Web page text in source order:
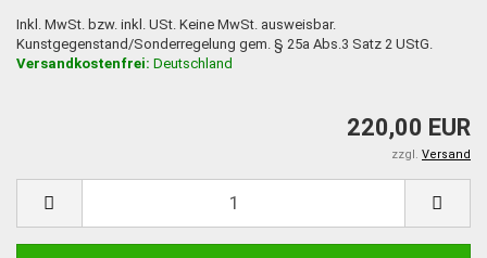
Inkl. MwSt. bzw. inkl. USt. Keine MwSt. ausweisbar.
Kunstgegenstand/Sonderregelung gem. § 25a Abs.3 Satz 2 UStG.
Versandkostenfrei: Deutschland
220,00 EUR
zzgl. Versand